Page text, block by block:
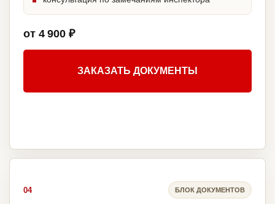
от 4 900 ₽
ЗАКАЗАТЬ ДОКУМЕНТЫ
04 БЛОК ДОКУМЕНТОВ